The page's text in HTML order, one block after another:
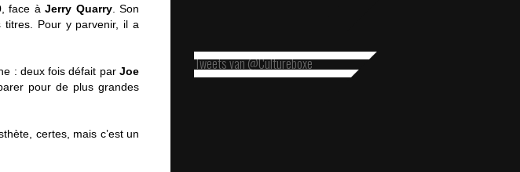
Tweets van @Cultureboxe
face àJerry Quarry. Son
Pour y parvenir, il a
: deux fois défait parJoe
pour de plus grandes
certes, mais c’est un